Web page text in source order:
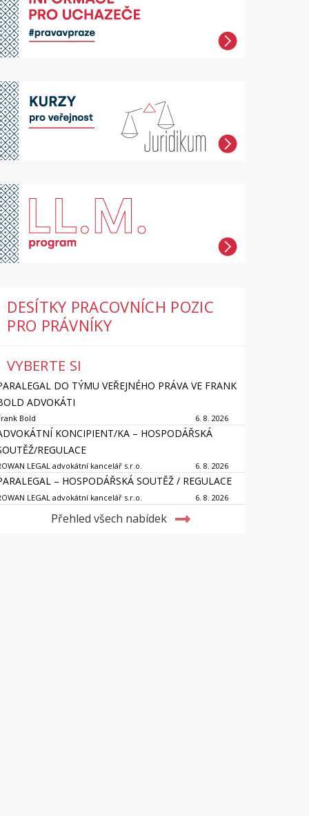
DESÍTKY PRACOVNÍCH POZIC
PRO PRÁVNÍKY
VYBERTE SI
DO TÝMU VEŘEJNÉHO PRÁVA VE FRANK
ADVOKÁTI
Bold 6. 8. 2026
KONCIPIENT/KA – HOSPODÁŘSKÁ
REGULACE
LEGAL advokátní kancelář s.r.o. 6. 8. 2026
– HOSPODÁŘSKÁ SOUTĚŽ / REGULACE
LEGAL advokátní kancelář s.r.o. 6. 8. 2026
Přehled všech nabídek